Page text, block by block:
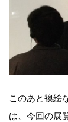
このあと襖絵
は、今回の展